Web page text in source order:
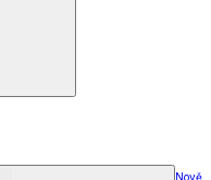
Nově